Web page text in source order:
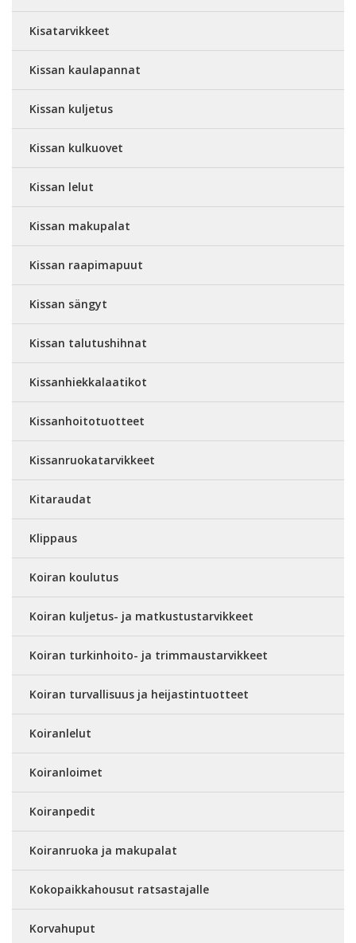
Kisatarvikkeet
Kissan kaulapannat
Kissan kuljetus
Kissan kulkuovet
Kissan lelut
Kissan makupalat
Kissan raapimapuut
Kissan sängyt
Kissan talutushihnat
Kissanhiekkalaatikot
Kissanhoitotuotteet
Kissanruokatarvikkeet
Kitaraudat
Klippaus
Koiran koulutus
Koiran kuljetus- ja matkustustarvikkeet
Koiran turkinhoito- ja trimmaustarvikkeet
Koiran turvallisuus ja heijastintuotteet
Koiranlelut
Koiranloimet
Koiranpedit
Koiranruoka ja makupalat
Kokopaikkahousut ratsastajalle
Korvahuput